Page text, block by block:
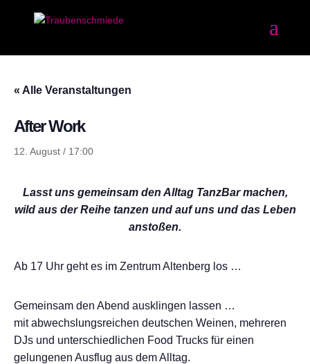
« Alle Veranstaltungen
After Work
12. August / 17:00
Lasst uns gemeinsam den Alltag TanzBar machen,
wild aus der Reihe tanzen und auf uns und das Leben
anstoßen.
Ab 17 Uhr geht es im Zentrum Altenberg los …
Gemeinsam den Abend ausklingen lassen …
mit abwechslungsreichen deutschen Weinen, mehreren
DJs und unterschiedlichen Food Trucks für einen
gelungenen Ausflug aus dem Alltag.